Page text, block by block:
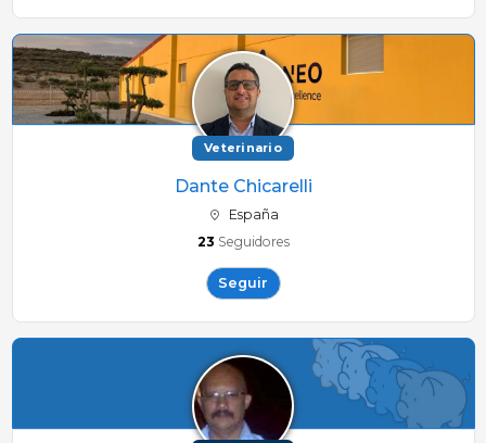
Veterinario
Dante Chicarelli
España
23 Seguidores
Seguir